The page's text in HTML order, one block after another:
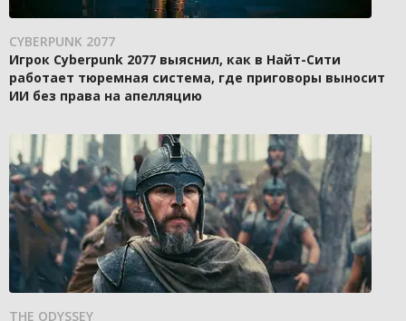
CYBERPUNK 2077
Игрок Cyberpunk 2077 выяснил, как в Найт-Сити
работает тюремная система, где приговоры выносит
ИИ без права на апелляцию
THE ODYSSEY